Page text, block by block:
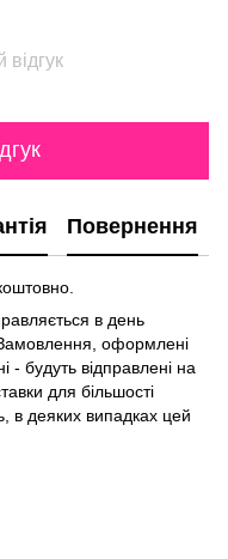
Повернення
в день
оформлені
- будуть відправлені на
для більшості
в деяких випадках цей